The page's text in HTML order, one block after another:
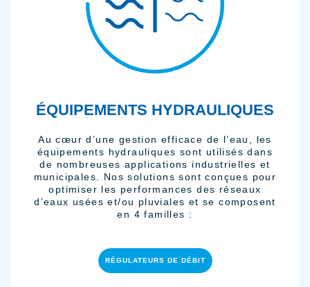
ÉQUIPEMENTS HYDRAULIQUES
Au cœur d’une gestion efficace de l’eau, les
équipements hydrauliques sont utilisés dans
de nombreuses applications industrielles et
municipales. Nos solutions sont conçues pour
optimiser les performances des réseaux
d’eaux usées et/ou pluviales et se composent
en 4 familles :
RÉGULATEURS DE DÉBIT